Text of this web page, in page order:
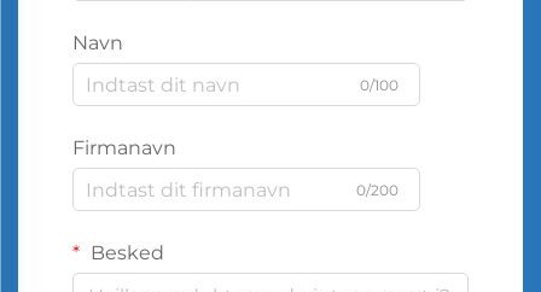
Navn
0/100
Firmanavn
0/200
Besked